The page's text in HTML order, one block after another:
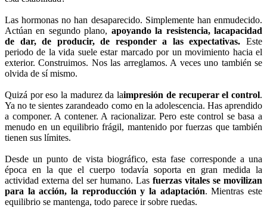
Las hormonas no han desaparecido. Simplemente han enmudecido.
Actúan en segundo plano, apoyando la resistencia, lacapacidad
de dar, de producir, de responder a las expectativas. Este
periodo de la vida suele estar marcado por un movimiento hacia el
exterior. Construimos. Nos las arreglamos. A veces uno también se
olvida de sí mismo.
Quizá por eso la madurez da laimpresión de recuperar el control.
Ya no te sientes zarandeado como en la adolescencia. Has aprendido
a componer. A contener. A racionalizar. Pero este control se basa a
menudo en un equilibrio frágil, mantenido por fuerzas que también
tienen sus límites.
Desde un punto de vista biográfico, esta fase corresponde a una
época en la que el cuerpo todavía soporta en gran medida la
actividad externa del ser humano. Las fuerzas vitales se movilizan
para la acción, la reproducción y la adaptación. Mientras este
equilibrio se mantenga, todo parece ir sobre ruedas.